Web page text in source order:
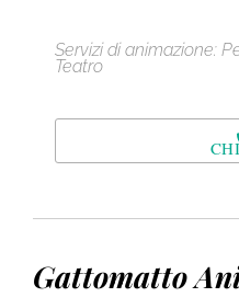
Servizi di animazione:
Teatro
Gattomatto